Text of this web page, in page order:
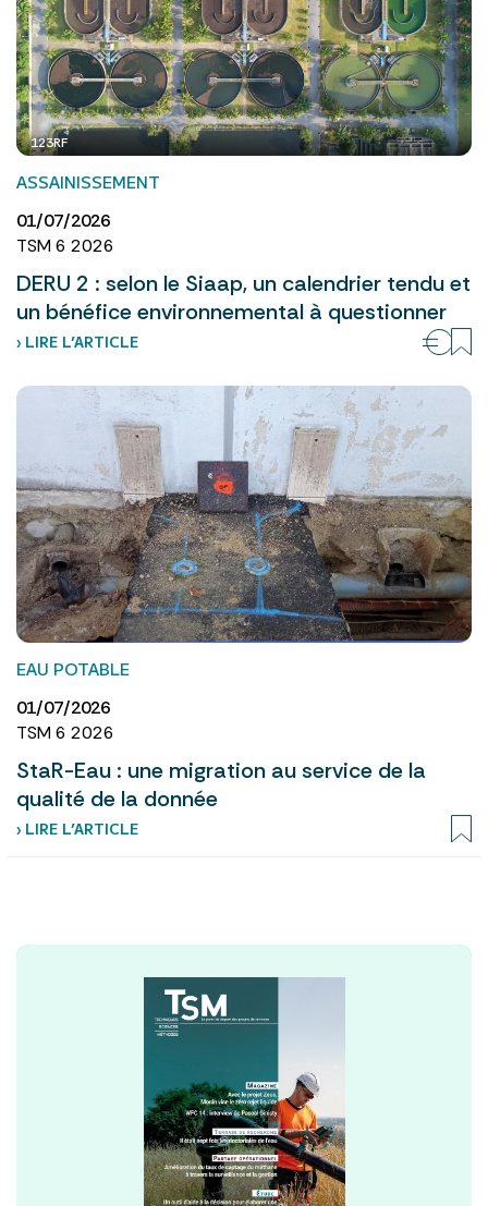
123RF
ASSAINISSEMENT
01/07/2026
TSM 6 2026
DERU 2 : selon le Siaap, un calendrier tendu et
un bénéfice environnemental à questionner
› LIRE L’ARTICLE
EAU POTABLE
01/07/2026
TSM 6 2026
StaR-Eau : une migration au service de la
qualité de la donnée
› LIRE L’ARTICLE